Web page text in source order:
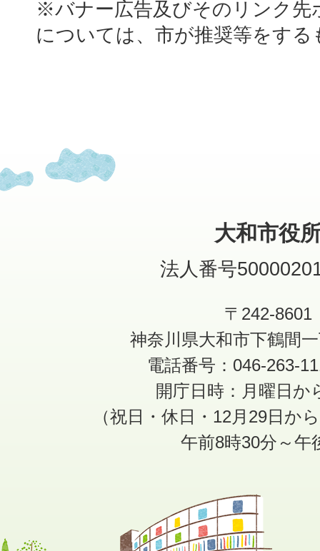
※バナー広告及びそのリンク先
については、市が推奨等をす
大和市役
法人番号
〒242-8601
神奈川県大和市下鶴間
電話番号：046-263-
開庁日時：月曜日か
（祝日・休日・12月29日か
午前8時30分～午